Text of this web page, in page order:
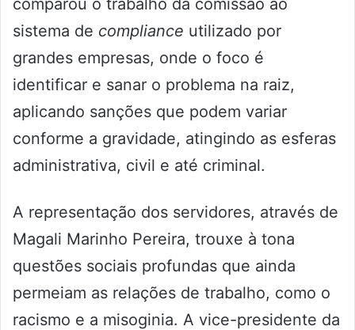
sistema de compliance utilizado por
grandes empresas, onde o foco é
identificar e sanar o problema na raiz,
aplicando sanções que podem variar
conforme a gravidade, atingindo as esferas
administrativa, civil e até criminal.
A representação dos servidores, através de
Magali Marinho Pereira, trouxe à tona
questões sociais profundas que ainda
permeiam as relações de trabalho, como o
racismo e a misoginia. A vice-presidente da